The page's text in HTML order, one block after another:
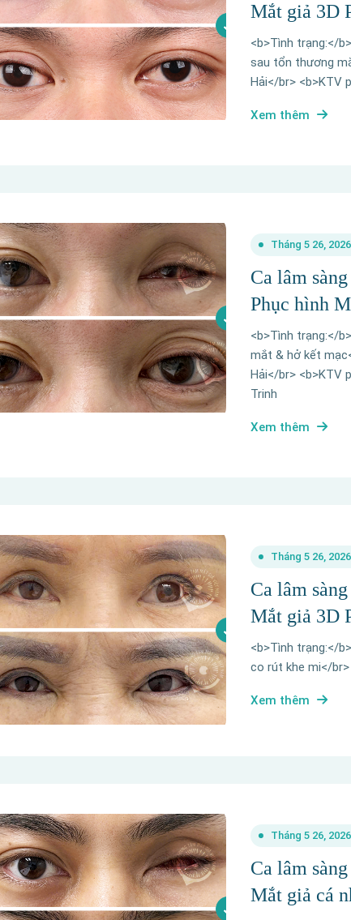
Mắt giả 3D
<b>Tình trạng:</
sau tổn thương
Hải</br> <b>KTV
Xem thêm
Tháng 5 26, 2026
Ca lâm
Phục hình
<b>Tình trạng:</
mắt & hở kết
Hải</br> <b>KTV
Trinh
Xem thêm
Tháng 5 26, 2026
Ca lâm
Mắt giả 3D
<b>Tình trạng:</
co rút khe mi</br>
Xem thêm
Tháng 5 26, 2026
Ca lâm
Mắt giả cá